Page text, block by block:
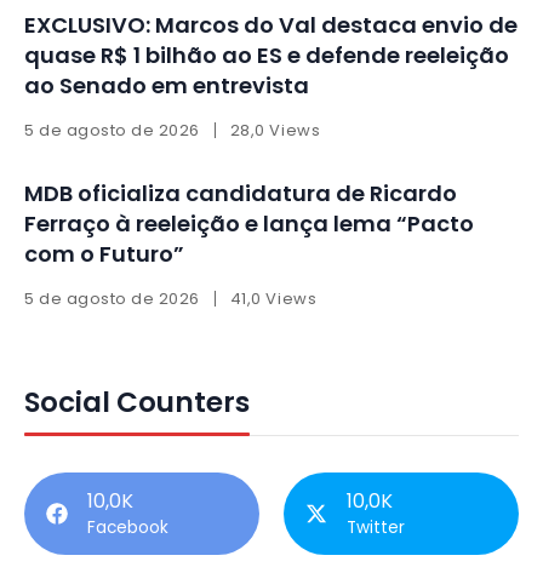
EXCLUSIVO: Marcos do Val destaca envio de
quase R$ 1 bilhão ao ES e defende reeleição
ao Senado em entrevista
5 de agosto de 2026 28,0 Views
MDB oficializa candidatura de Ricardo
Ferraço à reeleição e lança lema “Pacto
com o Futuro”
5 de agosto de 2026 41,0 Views
Social Counters
10,0K
Facebook
10,0K
Twitter